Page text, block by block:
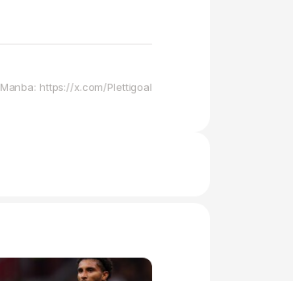
Manba: https://x.com/Plettigoal